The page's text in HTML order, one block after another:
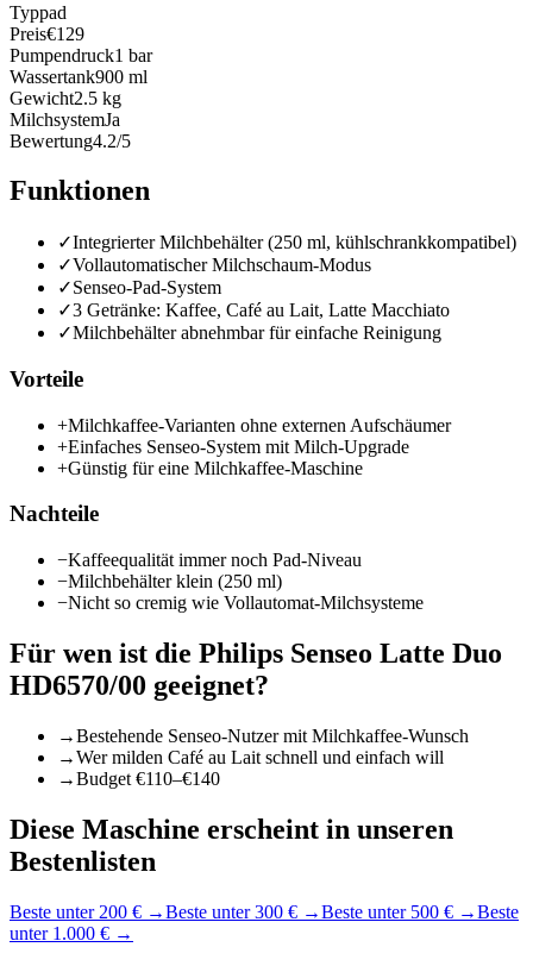
Typpad
Preis€129
Pumpendruck1 bar
Wassertank900 ml
Gewicht2.5 kg
MilchsystemJa
Bewertung4.2/5
Funktionen
✓Integrierter Milchbehälter (250 ml, kühlschrankkompatibel)
✓Vollautomatischer Milchschaum-Modus
✓Senseo-Pad-System
✓3 Getränke: Kaffee, Café au Lait, Latte Macchiato
✓Milchbehälter abnehmbar für einfache Reinigung
Vorteile
+Milchkaffee-Varianten ohne externen Aufschäumer
+Einfaches Senseo-System mit Milch-Upgrade
+Günstig für eine Milchkaffee-Maschine
Nachteile
−Kaffeequalität immer noch Pad-Niveau
−Milchbehälter klein (250 ml)
−Nicht so cremig wie Vollautomat-Milchsysteme
Für wen ist die Philips Senseo Latte Duo
HD6570/00 geeignet?
→Bestehende Senseo-Nutzer mit Milchkaffee-Wunsch
→Wer milden Café au Lait schnell und einfach will
→Budget €110–€140
Diese Maschine erscheint in unseren
Bestenlisten
Beste unter 200 € →Beste unter 300 € →Beste unter 500 € →Beste
unter 1.000 € →